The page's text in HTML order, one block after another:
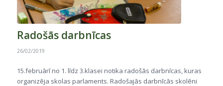
Radošās darbnīcas
26/02/2019
15.februārī no 1. līdz 3.klasei notika radošās darbnīcas, kuras
organizēja skolas parlaments. Radošajās darbnīcās skolēni